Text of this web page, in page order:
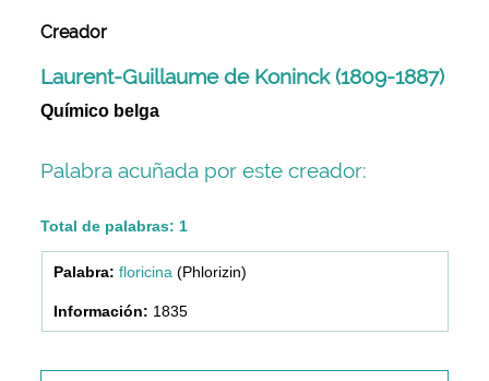
Creador
Laurent-Guillaume de Koninck (1809-1887)
Químico belga
Palabra acuñada por este creador:
Total de palabras: 1
floricina (Phlorizin)
1835